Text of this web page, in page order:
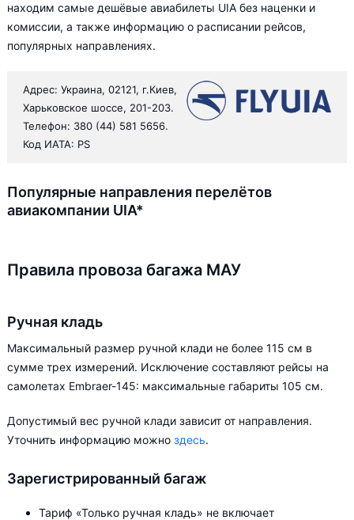
находим самые дешёвые авиабилеты UIA без наценки и
комиссии, а также информацию о расписании рейсов,
популярных направлениях.
Адрес: Украина, 02121, г.Киев,
Харьковское шоссе, 201-203.
Телефон: 380 (44) 581 5656.
Код ИАТА: PS
Популярные направления перелётов
авиакомпании UIA*
Правила провоза багажа МАУ
Ручная кладь
Максимальный размер ручной клади не более 115 см в
сумме трех измерений. Исключение составляют рейсы на
самолетах Embraer-145: максимальные габариты 105 см.
Допустимый вес ручной клади зависит от направления.
Уточнить информацию можно здесь.
Зарегистрированный багаж
Тариф «Только ручная кладь» не включает